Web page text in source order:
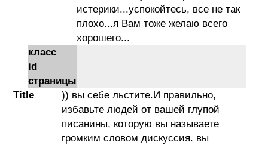
истерики...успокойтесь, все не так
плохо...я Вам тоже желаю всего
хорошего...
класс
id
страницы
Title
)) вы себе льстите.И правильно,
избавьте людей от вашей глупой
писанины, которую вы называете
громким словом дискуссия. вы